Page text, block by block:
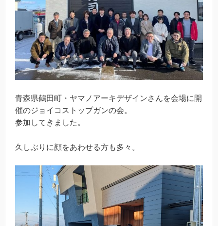
青森県鶴田町・ヤマノアーキデザインさんを会場に開
催のジョイコストップガンの会。
参加してきました。
久しぶりに顔をあわせる方も多々。